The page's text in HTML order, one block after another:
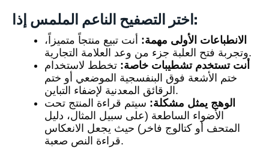
اختر التصفيح الناعم الملمس إذا:
الانطباعات الأولى مهمة: أنت تبيع منتجاً متميزاً،
وتجربة فتح العلبة جزء من وعد العلامة التجارية.
أنت تستخدم تشطيبات خاصة: تخطط لاستخدام
ختم الأشعة فوق البنفسجية الموضعي أو ختم
الرقائق المعدنية لإضفاء التباين.
الوهج يمثل مشكلة: سيتم قراءة المنتج تحت
الأضواء الساطعة (على سبيل المثال، دليل
المتحف أو كتالوج فاخر) حيث يجعل الانعكاس
قراءة النص صعبة.